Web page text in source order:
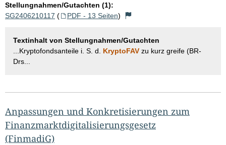
Stellungnahmen/Gutachten (1):
SG2406210117 ( PDF - 13 Seiten)
Textinhalt von Stellungnahmen/Gutachten
...Kryptofondsanteile i. S. d. KryptoFAV zu kurz greife (BR-
Drs...
Anpassungen und Konkretisierungen zum
Finanzmarktdigitalisierungsgesetz
(FinmadiG)